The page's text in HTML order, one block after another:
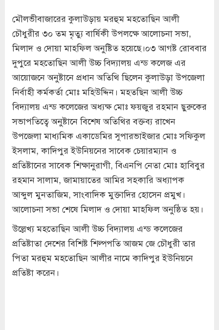
মৌলভীবাজারের কুলাউড়ায় মরহুম মহতোছিন আলী
চৌধুরীর ৩০ তম মৃত্যু বার্ষিকী উপলক্ষে আলোচনা সভা,
মিলাদ ও দোয়া মাহফিল অনুষ্টিত হয়েছে।০৩ আগষ্ট রোববার
দুপুরে মহতোছিন আলী উচ্চ বিদ্যালয় এন্ড কলেজ এর
আয়োজনে অনুষ্টানে প্রধান অতিথি ছিলেন কুলাউড়া উপজেলা
নির্বাহী কর্মকর্তা মোঃ মহিউদ্দিন। মহতছিন আলী উচ্চ
বিদ্যালয় এন্ড কলেজের অধ্যক্ষ মোঃ ফয়জুর রহমান ছুরুকের
সভাপতিত্বে অনুষ্টানে বিশেষ অতিথির বক্তব্য রাখেন
উপজেলা মাধ্যমিক একাডেমির সুপারভাইজার মোঃ সফিকুল
ইসলাম, কাদিপুর ইউনিয়নের সাবেক চেয়ারম্যান ও
প্রতিষ্টানের সাবেক শিক্ষানুরাগী, বিএনপি নেতা মোঃ হাবিবুর
রহমান সালাম, জামায়াতের আমির সহকারি অধ্যাপক
আব্দুল মুনতাজিম, সাংবাদিক মুক্তাদির হোসেন প্রমুখ।
আলোচনা সভা শেষে মিলাদ ও দোয়া মাহফিল অনুষ্ঠিত হয়।
উল্লেখ্য মহতোছিন আলী উচ্চ বিদ্যালয় এন্ড কলেজের
প্রতিষ্টাতা দেশের বিশিষ্ট শিল্পপতি আজম জে চৌধুরী তার
পিতা মরহুম মহতোছিন আলীর নামে কাদিপুর ইউনিয়নে
প্রতিষ্টা করেন।